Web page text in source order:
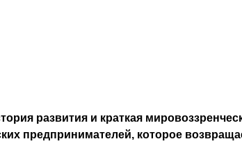
развития и краткая
предпринимателей, которое